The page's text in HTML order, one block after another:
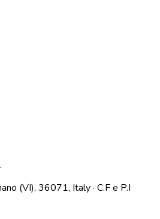
(VI), 36071, Italy · C.F e P.I